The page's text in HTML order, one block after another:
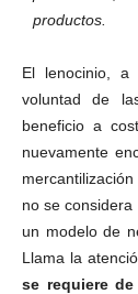
productos.
El lenocinio, a
voluntad de
beneficio a
nuevamente
no se
un modelo de
Llama la
se requiere